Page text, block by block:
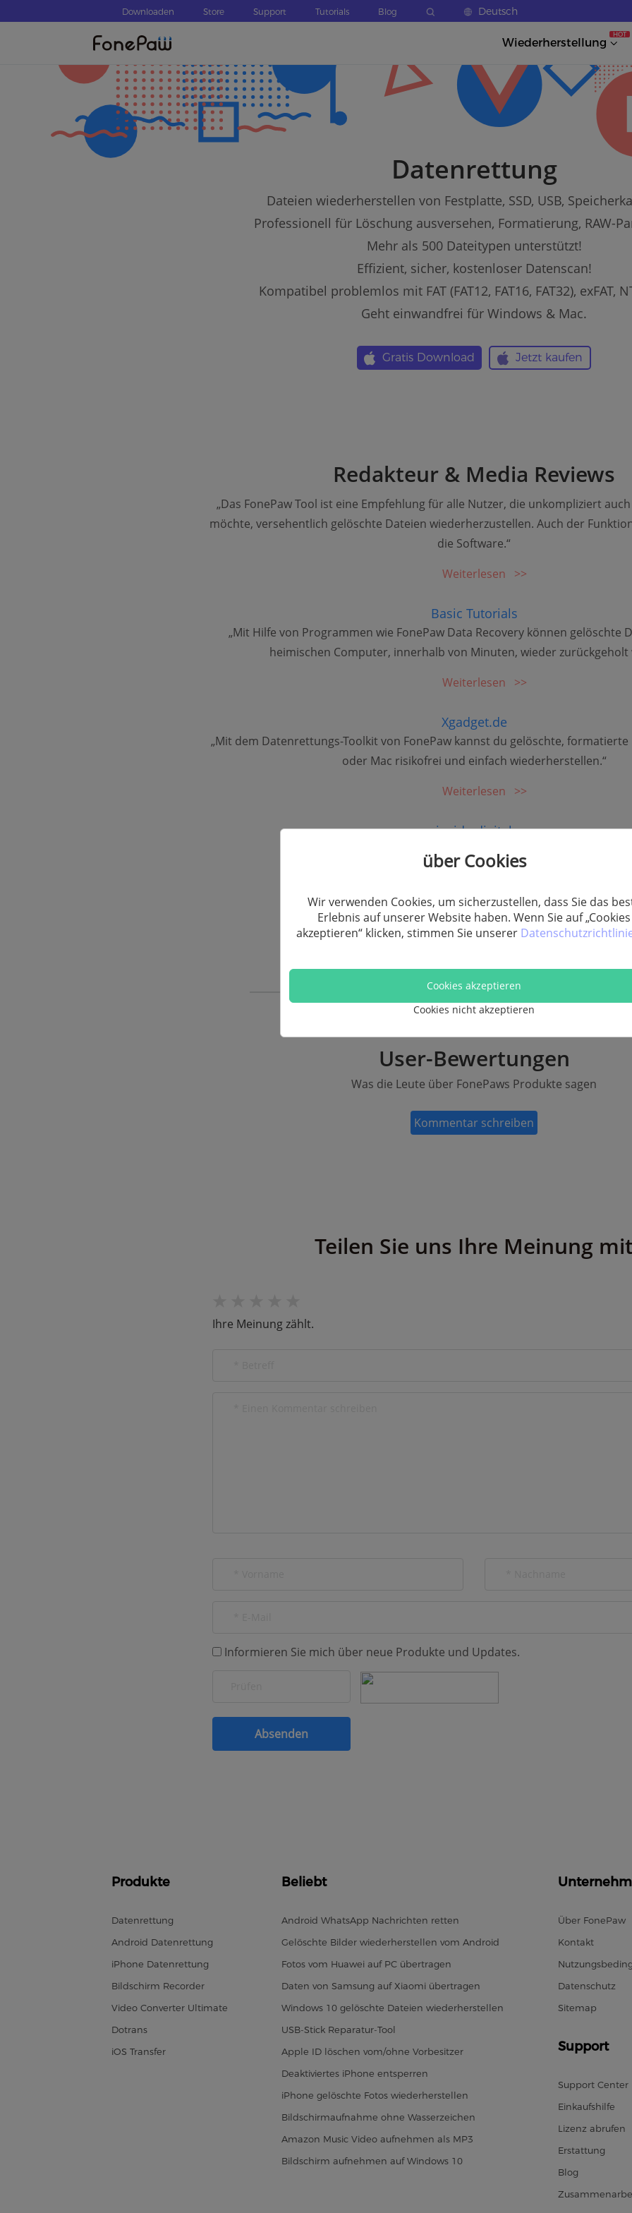
Downloaden Store Support Tutorials Blog Deutsch
Wiederherstellung
HOT
Datenrettung
Dateien wiederherstellen von Festplatte, SSD, USB,
Professionell für Löschung ausversehen, Formatierung, RAW-
Mehr als 500 Dateitypen unterstützt!
Effizient, sicher, kostenloser Datenscan!
Kompatibel problemlos mit FAT (FAT12, FAT16, FAT32), exFAT,
Geht einwandfrei für Windows & Mac.
Gratis Download Jetzt kaufen
Redakteur & Media Reviews
„Das FonePaw Tool ist eine Empfehlung für alle Nutzer, die unkompliziert
möchte, versehentlich gelöschte Dateien wiederherzustellen. Auch der
die Software.“
Weiterlesen
Basic Tutorials
„Mit Hilfe von Programmen wie FonePaw Data Recovery können gelöschte
heimischen Computer, innerhalb von Minuten, wieder zurückgeholt
Weiterlesen
Xgadget.de
„Mit dem Datenrettungs-Toolkit von FonePaw kannst du gelöschte,
oder Mac risikofrei und einfach wiederherstellen.“
Weiterlesen
inside digital
User-Bewertungen
Was die Leute über FonePaws Produkte sagen
Kommentar schreiben
Teilen Sie uns Ihre Meinung
Ihre Meinung zählt.
Informieren Sie mich über neue Produkte und Updates.
Produkte
Datenrettung
Android Datenrettung
iPhone Datenrettung
Bildschirm Recorder
Video Converter Ultimate
Dotrans
iOS Transfer
Beliebt
Android WhatsApp Nachrichten retten
Gelöschte Bilder wiederherstellen vom Android
Fotos vom Huawei auf PC übertragen
Daten von Samsung auf Xiaomi übertragen
Windows 10 gelöschte Dateien wiederherstellen
USB-Stick Reparatur-Tool
Apple ID löschen vom/ohne Vorbesitzer
Deaktiviertes iPhone entsperren
iPhone gelöschte Fotos wiederherstellen
Bildschirmaufnahme ohne Wasserzeichen
Amazon Music Video aufnehmen als MP3
Bildschirm aufnehmen auf Windows 10
Über FonePaw
Kontakt
Datenschutz
Sitemap
Support
Support Center
Einkaufshilfe
Lizenz abrufen
Erstattung
Blog
über Cookies
Wir verwenden Cookies, um sicherzustellen, dass Sie das
Erlebnis auf unserer Website haben. Wenn Sie auf „Cookies
akzeptieren“ klicken, stimmen Sie unserer
Cookies akzeptieren
Cookies nicht akzeptieren